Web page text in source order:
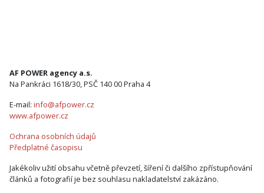
AF POWER agency a.s.
Na Pankráci 1618/30, PSČ 140 00 Praha 4
E-mail: info@afpower.cz
www.afpower.cz
Ochrana osobních údajů
Předplatné časopisu
Jakékoliv užití obsahu včetně převzetí, šíření či dalšího zpřístupňování
článků a fotografií je bez souhlasu nakladatelství zakázáno.